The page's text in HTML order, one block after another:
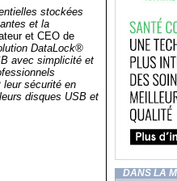
stockées
et la
et CEO de
DataLock®
avec simplicité et
leur sécurité en
disques USB et
DANS LA